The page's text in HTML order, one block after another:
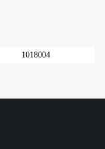
1018004